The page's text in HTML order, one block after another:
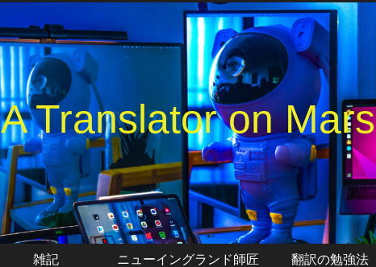
A Translator on Mars
雑記 ニューイングランド師匠 翻訳の勉強法